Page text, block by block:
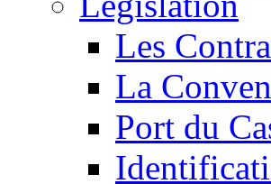
Les
La
Port du